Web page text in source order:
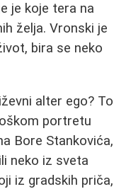
je koje tera na
želja. Vronski je
bira se neko
alter ego? To
portretu
Bore Stankovića,
neko iz sveta
iz gradskih priča,